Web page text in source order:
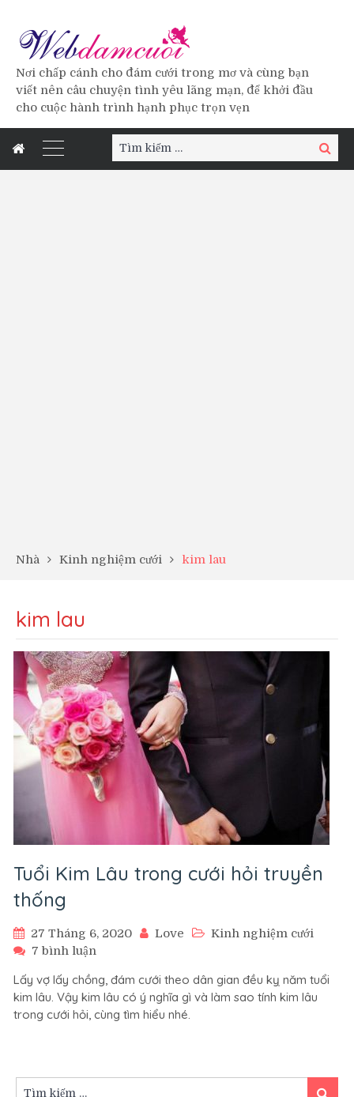
Nơi chấp cánh cho đám cưới trong mơ và cùng bạn
viết nên câu chuyện tình yêu lãng mạn, để khởi đầu
cho cuộc hành trình hạnh phục trọn vẹn
Tìm
kiếm:
Tìm
kiếm
Nhà Kinh nghiệm cưới kim lau
kim lau
Tuổi Kim Lâu trong cưới hỏi truyền
thống
27 Tháng 6, 2020 Love
Kinh nghiệm cưới
7 bình luận
Kim
Lâu
trong
thống
Lấy vợ lấy chồng, đám cưới theo dân gian đều kỵ năm tuổi
kim lâu. Vậy kim lâu có ý nghĩa gì và làm sao tính kim lâu
trong cưới hỏi, cùng tìm hiểu nhé.
Tìm